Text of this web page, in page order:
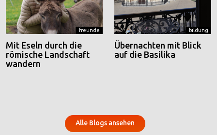
freunde
Mit Eseln durch die
römische Landschaft
wandern
bildung
Übernachten mit Blick
auf die Basilika
Alle Blogs ansehen